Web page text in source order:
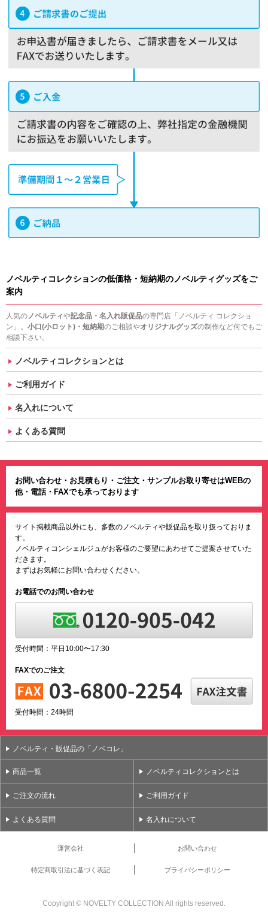
ノベルティコレクションの低価格・短納期のノベルティグッズをご
案内
人気のノベルティや記念品・名入れ販促品の専門店「ノベルティ コレクショ
ン」。 小口(小ロット)・短納期のご相談やオリジナルグッズの制作など何でもご
相談下さい。
ノベルティコレクションとは
ご利用ガイド
名入れについて
よくある質問
お問い合わせ・お見積もり・ご注文・サンプルお取り寄せはWEBの
他・電話・FAXでも承っております
サイト掲載商品以外にも、多数のノベルティや販促品を取り扱っておりま
す。
ノベルティコンシェルジュがお客様のご要望にあわせてご提案させていた
だきます。
まずはお気軽にお問い合わせください。
お電話でのお問い合わせ
受付時間：平日10:00〜17:30
FAXでのご注文
受付時間：24時間
ノベルティ・販促品の「ノベコレ」
商品一覧 ノベルティコレクションとは
ご注文の流れ ご利用ガイド
よくある質問 名入れについて
運営会社 お問い合わせ
特定商取引法に基づく表記 プライバシーポリシー
Copyright © NOVELTY COLLECTION All rights reserved.